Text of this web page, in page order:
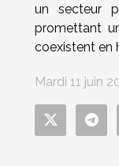
un secteur
promettant
coexistent en
Mardi 11 juin